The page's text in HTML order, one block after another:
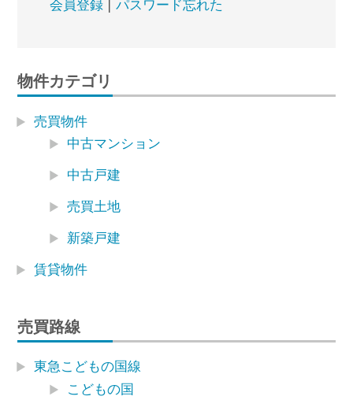
会員登録| パスワード忘れた
物件カテゴリ
売買物件
中古マンション
中古戸建
売買土地
新築戸建
賃貸物件
売買路線
東急こどもの国線
こどもの国